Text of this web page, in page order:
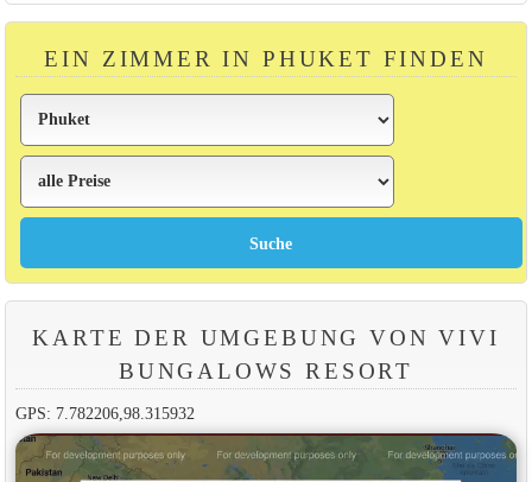
EIN ZIMMER IN PHUKET FINDEN
KARTE DER UMGEBUNG VON VIVI
BUNGALOWS RESORT
GPS: 7.782206,98.315932